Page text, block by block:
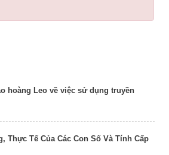
hoàng Leo về việc sử dụng truyền
Thực Tế Của Các Con Số Và Tính Cấp